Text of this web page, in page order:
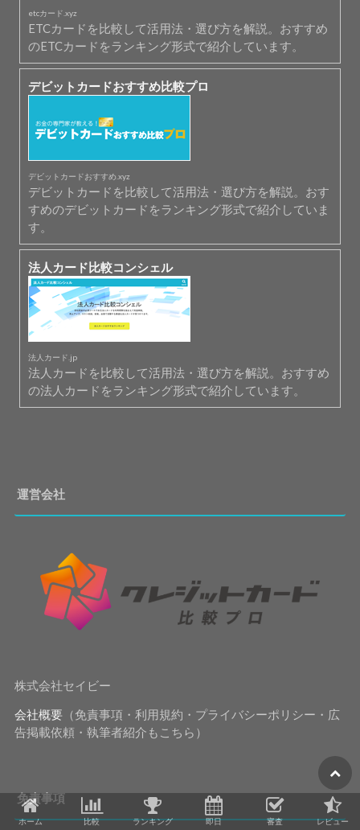
etcカード.xyz
ETCカードを比較して活用法・選び方を解説。おすすめ
のETCカードをランキング形式で紹介しています。
デビットカードおすすめ比較プロ
デビットカードおすすめ.xyz
デビットカードを比較して活用法・選び方を解説。おす
すめのデビットカードをランキング形式で紹介していま
す。
法人カード比較コンシェル
法人カード.jp
法人カードを比較して活用法・選び方を解説。おすすめ
の法人カードをランキング形式で紹介しています。
運営会社
株式会社セイビー
会社概要（免責事項・利用規約・プライバシーポリシー・広
告掲載依頼・執筆者紹介もこちら）
免責事項
ホーム 比較 ランキング 即日 審査 レビュー